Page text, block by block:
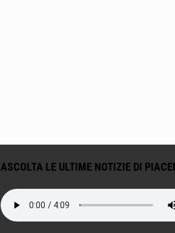
ASCOLTA LE ULTIME NOTIZIE DI